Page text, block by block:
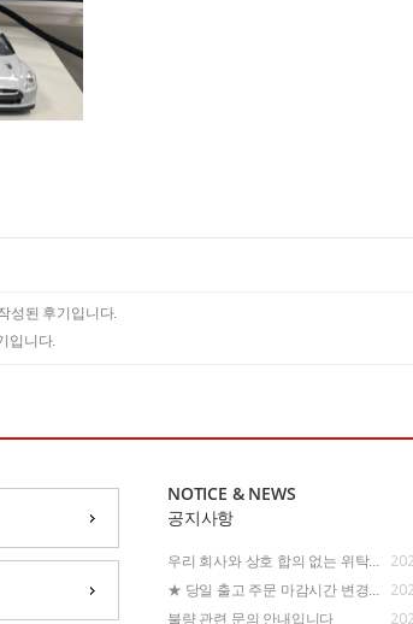
성된 후기입니다.
입니다.
NOTICE & NEWS
공지사항
우리 회사와 상호 합의 없는 위탁...
★ 당일 출고 주문 마감시간 변경...
불량 관련 문의 안내입니다